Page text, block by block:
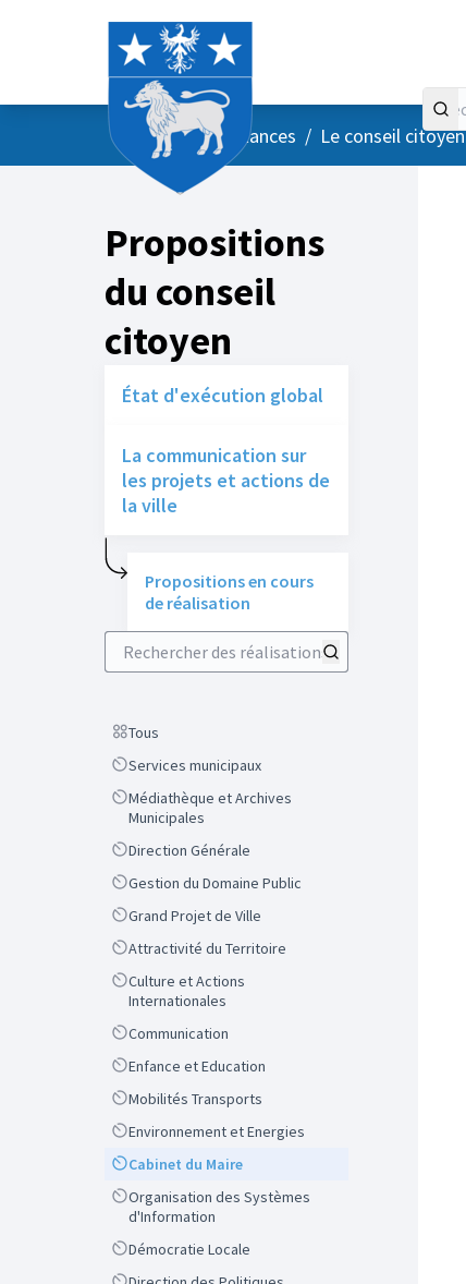
AccueilMenu principal
/ Vos instances / Le conseil citoyen
Propositions
du conseil
citoyen
État d'exécution global
La communication sur
les projets et actions de
la ville
Propositions en cours
de réalisation
Rechercher des réalisations
Scope
Tous
ScopeServices municipaux
Scope
Médiathèque et Archives
Municipales
ScopeDirection Générale
ScopeGestion du Domaine Public
ScopeGrand Projet de Ville
ScopeAttractivité du Territoire
Scope
Culture et Actions
Internationales
ScopeCommunication
ScopeEnfance et Education
ScopeMobilités Transports
ScopeEnvironnement et Energies
ScopeCabinet du Maire
Scope
Organisation des Systèmes
d'Information
ScopeDémocratie Locale